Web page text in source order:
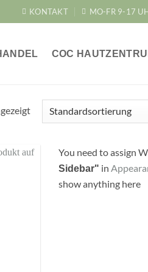
KONTAKT MO-FR 9-17
COC
You need to assign
Sidebar" in
show anything here